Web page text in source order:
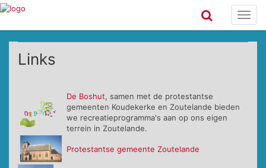
Links
De Boshut, samen met de protestantse
gemeenten Koudekerke en Zoutelande bieden
we recreatieprogramma's aan op ons eigen
terrein in Zoutelande.
Protestantse gemeente Zoutelande